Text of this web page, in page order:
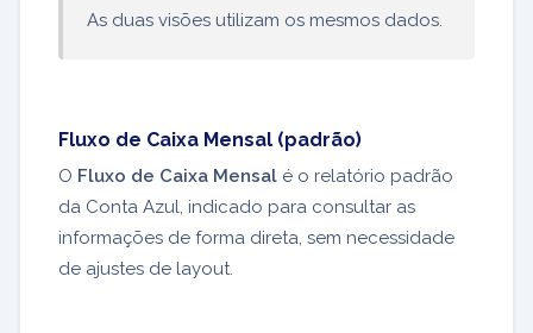
As duas visões utilizam os mesmos dados.
Fluxo de Caixa Mensal (padrão)
O Fluxo de Caixa Mensal é o relatório padrão
da Conta Azul, indicado para consultar as
informações de forma direta, sem necessidade
de ajustes de layout.